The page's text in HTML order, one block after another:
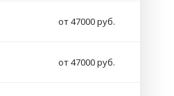
от 47000 руб.
от 47000 руб.